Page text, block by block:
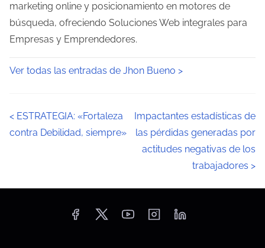
marketing online y posicionamiento en motores de
búsqueda, ofreciendo Soluciones Web integrales para
Empresas y Emprendedores.
Ver todas las entradas de Jhon Bueno >
N
e
< ESTRATEGIA: «Fortaleza
contra Debilidad, siempre»
Impactantes estadísticas de
las pérdidas generadas por
actitudes negativas de los
trabajadores >